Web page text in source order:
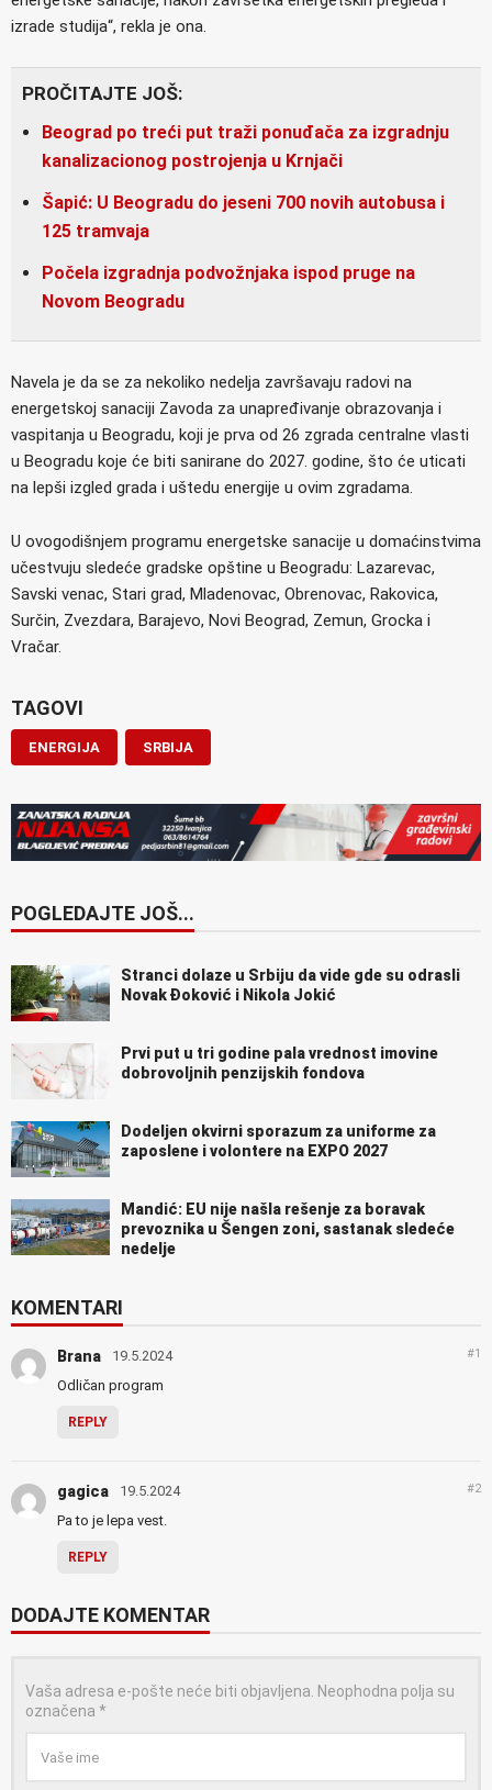
izrade studija“, rekla je ona.
PROČITAJTE JOŠ:
Beograd po treći put traži ponuđača za izgradnju
kanalizacionog postrojenja u Krnjači
Šapić: U Beogradu do jeseni 700 novih autobusa i
125 tramvaja
Počela izgradnja podvožnjaka ispod pruge na
Novom Beogradu
Navela je da se za nekoliko nedelja završavaju radovi na
energetskoj sanaciji Zavoda za unapređivanje obrazovanja i
vaspitanja u Beogradu, koji je prva od 26 zgrada centralne vlasti
u Beogradu koje će biti sanirane do 2027. godine, što će uticati
na lepši izgled grada i uštedu energije u ovim zgradama.
U ovogodišnjem programu energetske sanacije u domaćinstvima
učestvuju sledeće gradske opštine u Beogradu: Lazarevac,
Savski venac, Stari grad, Mladenovac, Obrenovac, Rakovica,
Surčin, Zvezdara, Barajevo, Novi Beograd, Zemun, Grocka i
Vračar.
TAGOVI
ENERGIJA SRBIJA
POGLEDAJTE JOŠ...
Stranci dolaze u Srbiju da vide gde su odrasli
Novak Đoković i Nikola Jokić
Prvi put u tri godine pala vrednost imovine
dobrovoljnih penzijskih fondova
Dodeljen okvirni sporazum za uniforme za
zaposlene i volontere na EXPO 2027
Mandić: EU nije našla rešenje za boravak
prevoznika u Šengen zoni, sastanak sledeće
nedelje
KOMENTARI
Brana 19.5.2024 #1
Odličan program
REPLY
gagica 19.5.2024 #2
Pa to je lepa vest.
REPLY
DODAJTE KOMENTAR
Vaša adresa e-pošte neće biti objavljena. Neophodna polja su
označena *